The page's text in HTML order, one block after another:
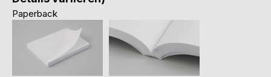
Paperback